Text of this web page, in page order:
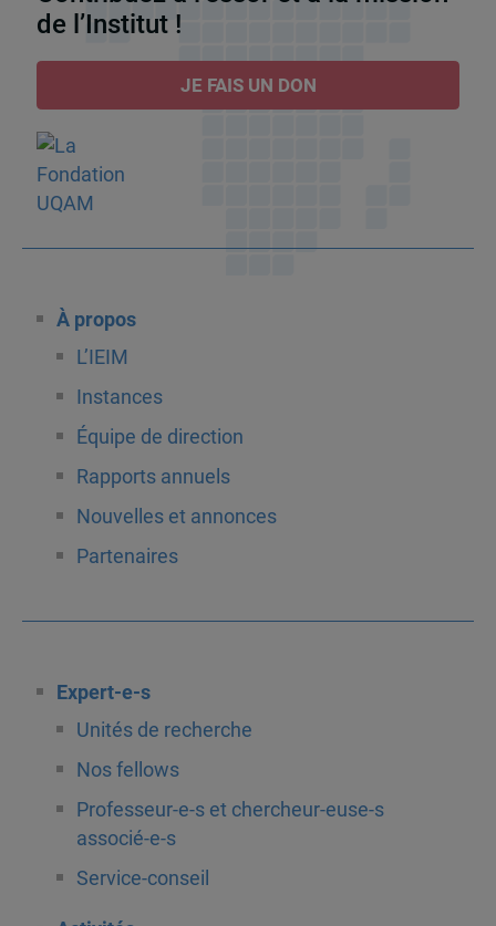
de l’Institut !
JE FAIS UN DON
À propos
L’IEIM
Instances
Équipe de direction
Rapports annuels
Nouvelles et annonces
Partenaires
Expert-e-s
Unités de recherche
Nos fellows
Professeur-e-s et chercheur-euse-s
associé-e-s
Service-conseil